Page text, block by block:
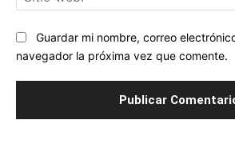
Guardar mi nombre, correo
navegador la próxima vez que comente.